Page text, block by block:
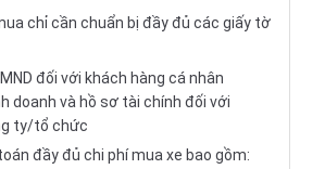
chỉ cần chuẩn bị đầy đủ các giấy tờ
đối với khách hàng cá nhân
doanh và hồ sơ tài chính đối với
ty/tổ chức
đầy đủ chi phí mua xe bao gồm: